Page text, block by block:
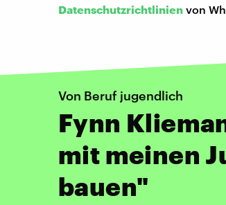
Datenschutzrichtlinien von
Von Beruf jugendlich
Fynn
mit meinen
bauen"